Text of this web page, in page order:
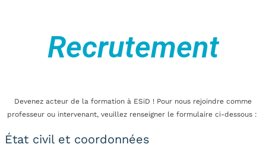
Recrutement
Devenez acteur de la formation à ESiD ! Pour nous rejoindre comme
professeur ou intervenant, veuillez renseigner le formulaire ci-dessous :
État civil et coordonnées